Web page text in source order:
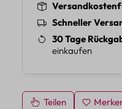
Schneller
30 Tage
einkaufen
Teilen